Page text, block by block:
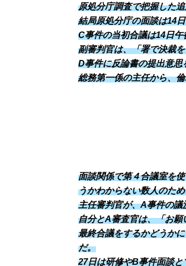
原処分庁調査で把握した
結局原処分庁の面談は14
C事件の当初合議は14日
副審判官は、「署で決裁
D事件に反論書の提出意
総務第一係の主任から、
面談関係で第４合議室を
うかわからない数人のた
主任審判官が、A事件の議
自分とA審査官は、「お願
最終合議をするかどうか
だ。
27日は研修やB事件面談